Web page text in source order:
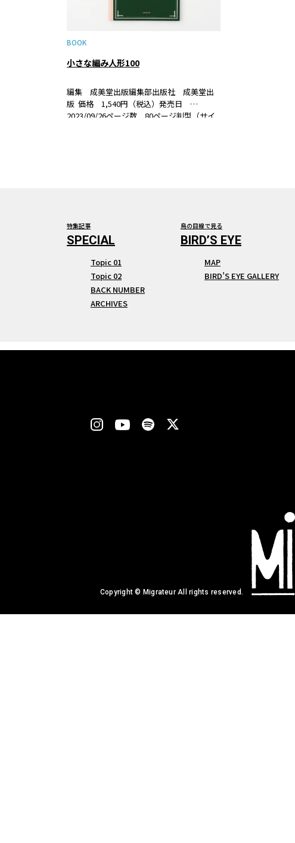
BOOK
小さな編み人形100
編集 成美堂出版編集部出版社 成美堂出
版 価格 1,540円（税込）発売日
2023/09/26ページ数 80ページ判型（サイ
特集記事
Topic 01
Topic 02
BACK NUMBER
ARCHIVES
鳥の目線で見る
MAP
BIRD’S EYE GALLERY
Copyright © Migrateur All rights reserved.